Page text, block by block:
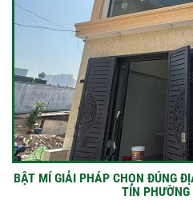
BẬT MÍ GIẢI PHÁP CHỌN ĐÚNG
TÍN PHƯỜNG